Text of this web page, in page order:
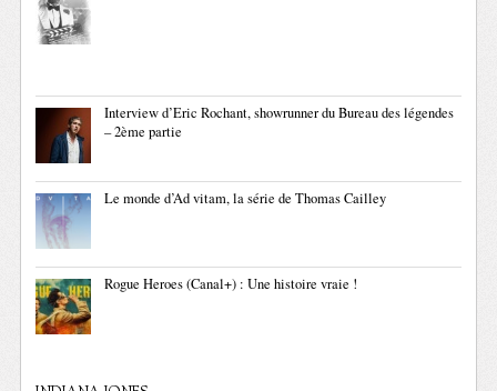
Interview d’Eric Rochant, showrunner du Bureau des légendes
– 2ème partie
Le monde d’Ad vitam, la série de Thomas Cailley
Rogue Heroes (Canal+) : Une histoire vraie !